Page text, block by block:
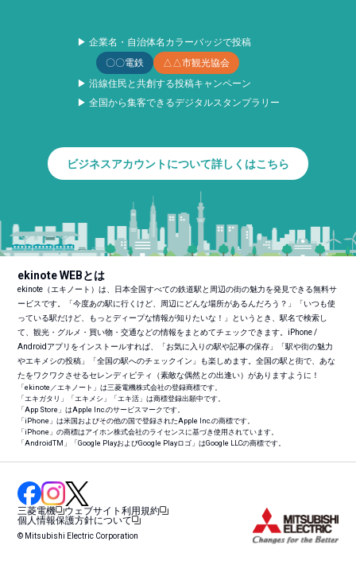
▶ 企業名・自治体名カラーバッジで投稿
〇〇電鉄
△△市観光協会
▶ 沿線住民と共創する投稿キャンペーン
▶ 全国から集客できるデジタルスタンプラリー
ビジネスアカウントについて詳しくはこちら
ekinote WEBとは
ekinote（エキノート）は、日本全国すべての鉄道駅と周辺の街の魅力を発見できる無料サ
ービスです。「今度あの駅に行くけど、周辺にどんな場所があるんだろう？」「いつも使
っている駅だけど、もっとディープな情報が知りたいな！」というとき、駅名で検索し
て、観光・グルメ・買い物・交通などの情報をまとめてチェックできます。iPhone /
Androidアプリをインストールすれば、「お気に入りの駅や記事の保存」「駅や街の魅力
やエキメシの投稿」「全国の駅へのチェックイン」も楽しめます。全国の駅と街で、あな
たをワクワクさせるセレンディピティ（素敵な偶然との出逢い）がありますように！
「ekinote／エキノート」は三菱電機株式会社の登録商標です。
「エキガタリ」「エキメシ」「エキ活」は商標登録出願中です。
「App Store」はApple Inc.のサービスマークです。
「iPhone」は米国およびその他の国で登録されたApple Inc.の商標です。
「iPhone」の商標はアイホン株式会社のライセンスに基づき使用されています。
「AndroidTM 」「Google PlayおよびGoogle Playロゴ」はGoogle LLCの商標です。
三菱電機
ウェブサイト利用規約
個人情報保護方針について
© Mitsubishi Electric Corporation